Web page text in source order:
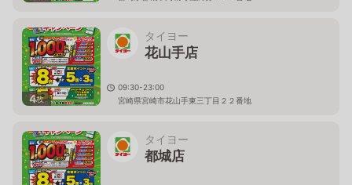
4枚
タイヨー
花山手店
09:30-23:00
宮崎県宮崎市花山手東三丁目２２番地
タイヨー
都城店